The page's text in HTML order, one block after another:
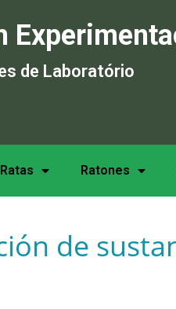
de Laboratório
Ratas Ratones
de